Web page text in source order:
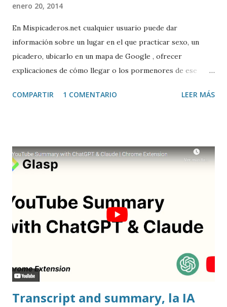
enero 20, 2014
En Mispicaderos.net cualquier usuario puede dar
información sobre un lugar en el que practicar sexo, un
picadero, ubicarlo en un mapa de Google , ofrecer
explicaciones de cómo llegar o los pormenores de ese
el creador de este portal. Descargar mp3
COMPARTIR 1 COMENTARIO LEER MÁS
Transcript and summary, la IA